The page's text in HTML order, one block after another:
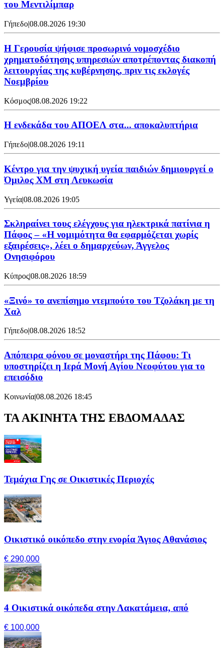
του Μεντιλίμπαρ
Γήπεδο|08.08.2026 19:30
Η Γερουσία ψήφισε προσωρινό νομοσχέδιο
χρηματοδότησης υπηρεσιών αποτρέποντας διακοπή
λειτουργίας της κυβέρνησης, πριν τις εκλογές
Νοεμβρίου
Κόσμος|08.08.2026 19:22
Η ενδεκάδα του ΑΠΟΕΛ στα... αποκαλυπτήρια
Γήπεδο|08.08.2026 19:11
Κέντρο για την ψυχική υγεία παιδιών δημιουργεί ο
Όμιλος XM στη Λευκωσία
Υγεία|08.08.2026 19:05
Σκληραίνει τους ελέγχους για ηλεκτρικά πατίνια η
Πάφος – «Η νομιμότητα θα εφαρμόζεται χωρίς
εξαιρέσεις», λέει ο δημαρχεύων, Άγγελος
Ονησιφόρου
Κύπρος|08.08.2026 18:59
«Ξινό» το ανεπίσημο ντεμπούτο του Τζολάκη με τη
Χαλ
Γήπεδο|08.08.2026 18:52
Απόπειρα φόνου σε μοναστήρι της Πάφου: Τι
υποστηρίζει η Ιερά Μονή Αγίου Νεοφύτου για το
επεισόδιο
Κοινωνία|08.08.2026 18:45
ΤΑ ΑΚΙΝΗΤΑ ΤΗΣ ΕΒΔΟΜΑΔΑΣ
Τεμάχια Γης σε Οικιστικές Περιοχές
Οικιστικό οικόπεδο στην ενορία Άγιος Αθανάσιος
€ 290,000
4 Οικιστικά οικόπεδα στην Λακατάμεια, από
€ 100,000